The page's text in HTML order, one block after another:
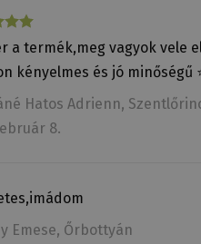
a termék,meg vagyok vele
kényelmes és jó minőségű
Hatos Adrienn,
8.
Emese, Őrbottyán